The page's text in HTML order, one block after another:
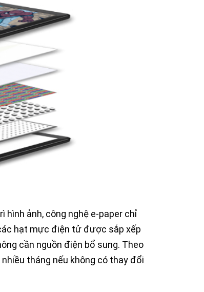
hình ảnh, công nghệ e-paper chỉ
hạt mực điện tử được sắp xếp
cần nguồn điện bổ sung. Theo
tháng nếu không có thay đổi